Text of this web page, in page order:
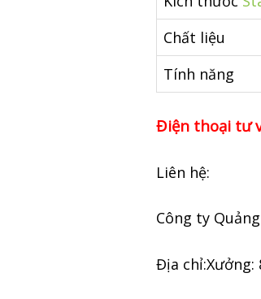
Chất liệu
Tính năng
Điện thoại tư
Liên hệ:
Công ty
Địa chỉ:Xưởng: